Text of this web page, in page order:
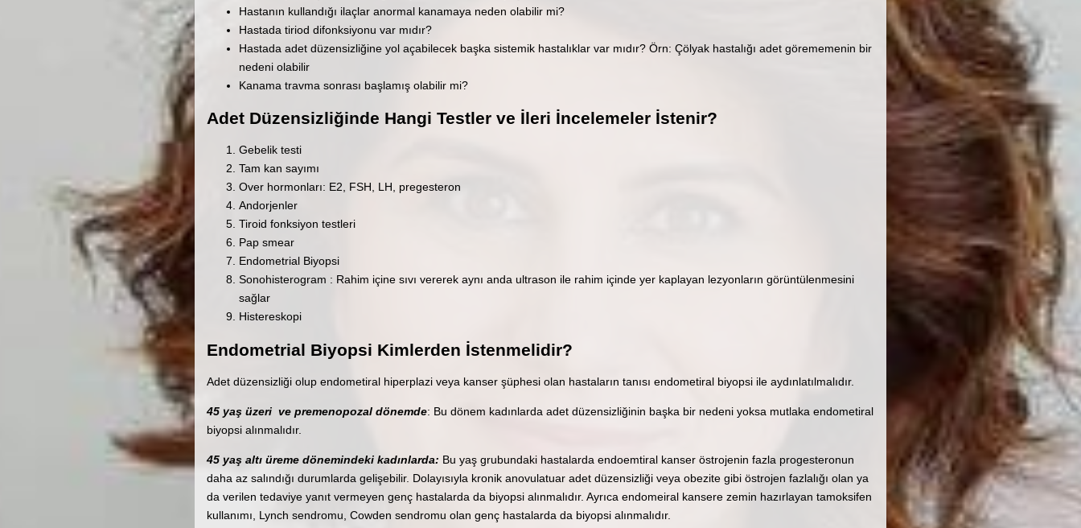
Hastanın kullandığı ilaçlar anormal kanamaya neden olabilir mi?
Hastada tiriod difonksiyonu var mıdır?
Hastada adet düzensizliğine yol açabilecek başka sistemik hastalıklar var mıdır? Örn: Çölyak hastalığı adet görememenin bir
nedeni olabilir
Kanama travma sonrası başlamış olabilir mi?
Adet Düzensizliğinde Hangi Testler ve İleri İncelemeler İstenir?
Gebelik testi
Tam kan sayımı
Over hormonları: E2, FSH, LH, pregesteron
Andorjenler
Tiroid fonksiyon testleri
Pap smear
Endometrial Biyopsi
Sonohisterogram : Rahim içine sıvı vererek aynı anda ultrason ile rahim içinde yer kaplayan lezyonların görüntülenmesini
sağlar
Histereskopi
Endometrial Biyopsi Kimlerden İstenmelidir?
Adet düzensizliği olup endometiral hiperplazi veya kanser şüphesi olan hastaların tanısı endometiral biyopsi ile aydınlatılmalıdır.
45 yaş üzeri ve premenopozal dönemde: Bu dönem kadınlarda adet düzensizliğinin başka bir nedeni yoksa mutlaka endometiral
biyopsi alınmalıdır.
45 yaş altı üreme dönemindeki kadınlarda: Bu yaş grubundaki hastalarda endoemtiral kanser östrojenin fazla progesteronun
daha az salındığı durumlarda gelişebilir. Dolayısıyla kronik anovulatuar adet düzensizliği veya obezite gibi östrojen fazlalığı olan ya
da verilen tedaviye yanıt vermeyen genç hastalarda da biyopsi alınmalıdır. Ayrıca endomeiral kansere zemin hazırlayan tamoksifen
kullanımı, Lynch sendromu, Cowden sendromu olan genç hastalarda da biyopsi alınmalıdır.